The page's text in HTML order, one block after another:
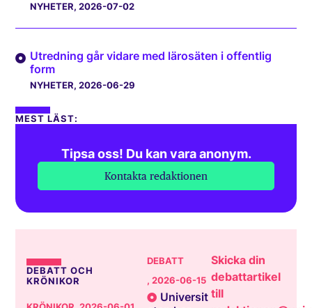
NYHETER, 2026-07-02
Utredning går vidare med lärosäten i offentlig
form
NYHETER, 2026-06-29
MEST LÄST:
Tipsa oss! Du kan vara anonym.
Kontakta redaktionen
DEBATT OCH
KRÖNIKOR
DEBATT
, 2026-06-15
Universit
Skicka din
debattartikel
till